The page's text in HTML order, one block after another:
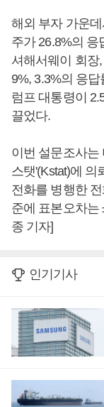
해외 부자 가운
주가 26.8%의 응
셔해서웨이 회장
9%, 3.3%의 응
럼프 대통령이
끌었다.
이번 설문조사는
스탯'(Kstat)에 의
전화를 병행한
준에 표본오차는
종 기자]
인기기사